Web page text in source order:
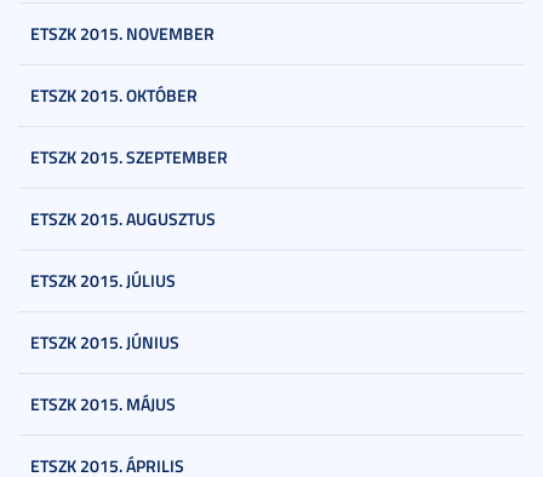
ETSZK 2015. NOVEMBER
ETSZK 2015. OKTÓBER
ETSZK 2015. SZEPTEMBER
ETSZK 2015. AUGUSZTUS
ETSZK 2015. JÚLIUS
ETSZK 2015. JÚNIUS
ETSZK 2015. MÁJUS
ETSZK 2015. ÁPRILIS